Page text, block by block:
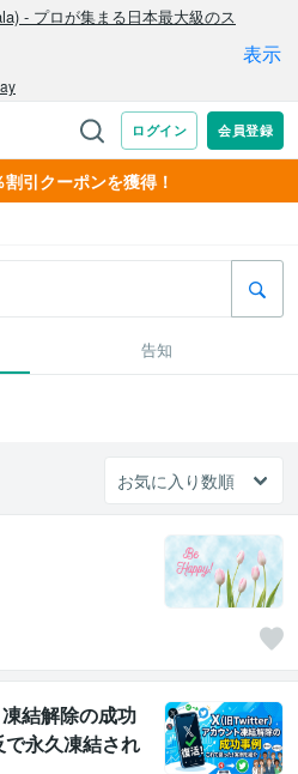
引クーポンを獲得！
告知
結解除の成功
永久凍結され